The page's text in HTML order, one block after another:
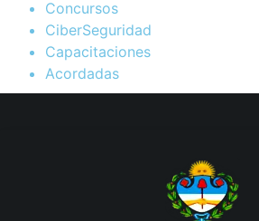
Concursos
CiberSeguridad
Capacitaciones
Acordadas